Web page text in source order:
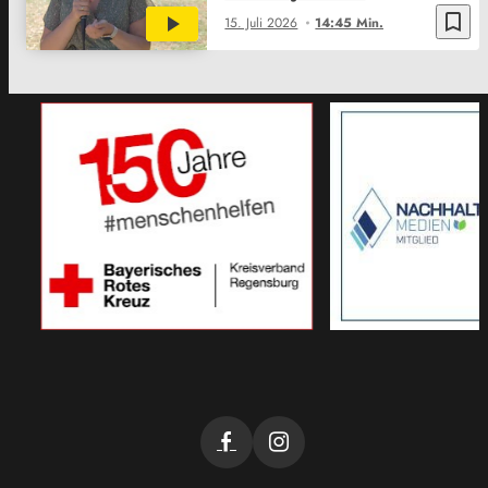
bookmark_border
15. Juli 2026 14:45 Min.